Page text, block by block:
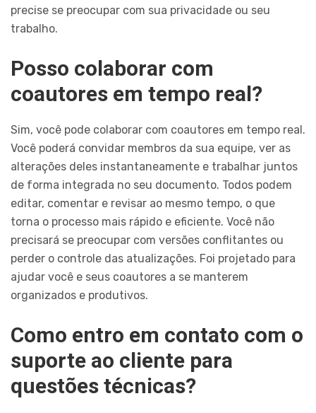
precise se preocupar com sua privacidade ou seu
trabalho.
Posso colaborar com
coautores em tempo real?
Sim, você pode colaborar com coautores em tempo real.
Você poderá convidar membros da sua equipe, ver as
alterações deles instantaneamente e trabalhar juntos
de forma integrada no seu documento. Todos podem
editar, comentar e revisar ao mesmo tempo, o que
torna o processo mais rápido e eficiente. Você não
precisará se preocupar com versões conflitantes ou
perder o controle das atualizações. Foi projetado para
ajudar você e seus coautores a se manterem
organizados e produtivos.
Como entro em contato com o
suporte ao cliente para
questões técnicas?